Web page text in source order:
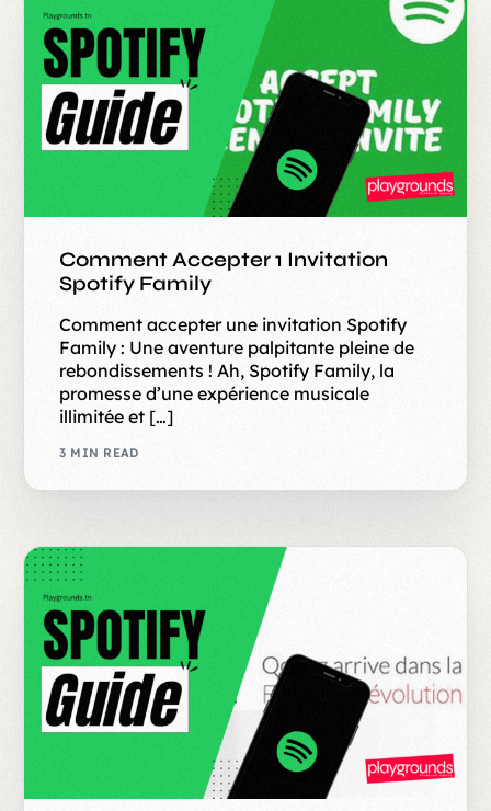
Comment Accepter 1 Invitation
Spotify Family
Comment accepter une invitation Spotify
Family : Une aventure palpitante pleine de
rebondissements ! Ah, Spotify Family, la
promesse d’une expérience musicale
illimitée et […]
3 MIN READ